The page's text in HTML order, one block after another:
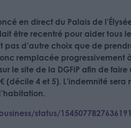
en direct du Palais de
être recentré pour aider tous
d’autre choix que de
remplacée progressivement
le site de la DGFiP afin de
(décile 4 et 5). L’indemnité
status/